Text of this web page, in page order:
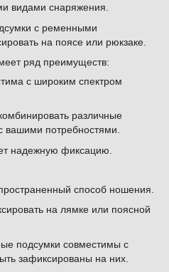
видами снаряжения.
с ременными
на поясе или рюкзаке.
ряд преимуществ:
с широким спектром
различные
вашими потребностями.
надежную фиксацию.
способ ношения.
на лямке или поясной
подсумки совместимы с
зафиксированы на них.